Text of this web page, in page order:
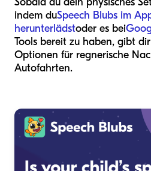
indem duSpeech Blubs im
herunterlädstoder es bei
Tools bereit zu haben, gibt
Optionen für regnerische
Autofahrten.